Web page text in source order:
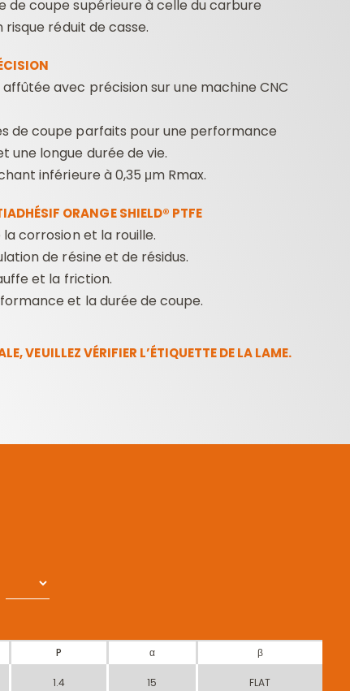
de coupe supérieure à celle du carbure
réduit de casse.
avec précision sur une machine CNC
de coupe parfaits pour une performance
une longue durée de vie.
inférieure à 0,35 μm Rmax.
ORANGE SHIELD® PTFE
corrosion et la rouille.
de résine et de résidus.
et la friction.
et la durée de coupe.
VEUILLEZ VÉRIFIER L’ÉTIQUETTE DE LA LAME.
P α
β
1.4 15 FLAT